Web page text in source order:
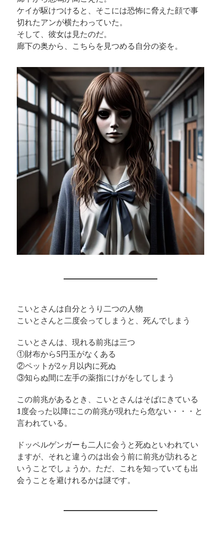
ケイが駆けつけると、そこには恐怖に脅えた顔で事
切れたアンが横たわっていた。
そして、彼女は見たのだ。
廊下の奥から、こちらを見つめる自分の姿を。
こいとさんは自分とうり二つの人物
こいとさんと二度会ってしまうと、死んでしまう
こいとさんは、現れる前兆は三つ
①財布から5円玉がなくある
②ペットが2ヶ月以内に死ぬ
③知らぬ間に左手の薬指にけがをしてしまう
この前兆があるとき、こいとさんはそばにきている
1度会った以降にこの前兆が現れたら危ない・・・と
言われている。
ドッペルゲンガーも二人に会うと死ぬといわれてい
ますが、それと違うのは出会う前に前兆が訪れると
いうことでしょうか。ただ、これを知っていても出
会うことを避けれるかは謎です。